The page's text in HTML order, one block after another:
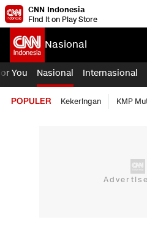
CNN Indonesia
Find it on Play Store
Nasional
You Nasional Internasional
POPULER Kekeringan KMP